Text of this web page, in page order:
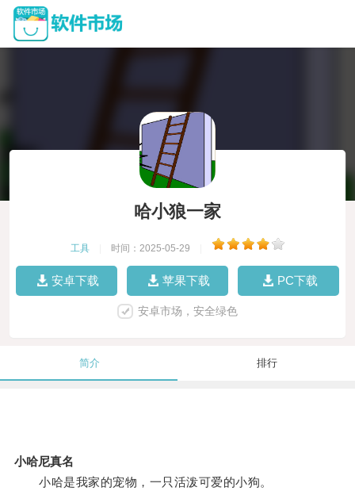
哈小狼一家
工具 时间：2025-05-29
安卓下载 苹果下载 PC下载
安卓市场，安全绿色
简介 排行
小哈尼真名
小哈是我家的宠物，一只活泼可爱的小狗。